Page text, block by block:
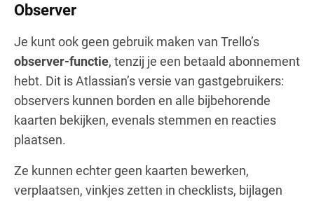
Observer
Je kunt ook geen gebruik maken van Trello’s
observer-functie, tenzij je een betaald abonnement
hebt. Dit is Atlassian’s versie van gastgebruikers:
observers kunnen borden en alle bijbehorende
kaarten bekijken, evenals stemmen en reacties
plaatsen.
Ze kunnen echter geen kaarten bewerken,
verplaatsen, vinkjes zetten in checklists, bijlagen